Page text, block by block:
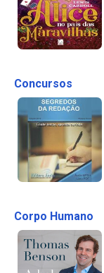
Concursos
Corpo Humano